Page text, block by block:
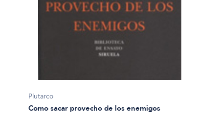
Plutarco
Como sacar provecho de los enemigos